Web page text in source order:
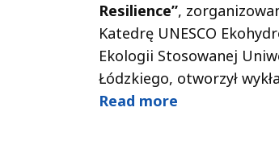
Resilience”,
Katedrę UNESCO
Ekologii Stosowanej
Łódzkiego, otworzył
Read more